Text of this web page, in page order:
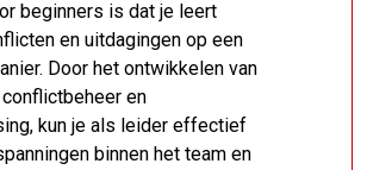
beginners is dat je leert
en uitdagingen op een
Door het ontwikkelen van
en
kun je als leider effectief
binnen het team en